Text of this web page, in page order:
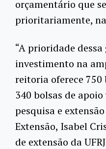
orçamentário que
prioritariamente, na
“A prioridade dessa
investimento na
reitoria oferece 750
340 bolsas de
pesquisa e
Extensão, Isabel
de extensão da